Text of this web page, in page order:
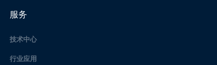
服务
技术中心
行业应用